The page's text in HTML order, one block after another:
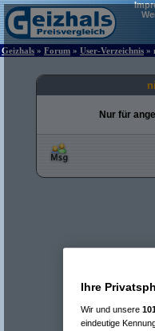
Geizhals » Forum » User-Verzeichnis »
Nur für
Ihre
Wir und unsere
eindeutige